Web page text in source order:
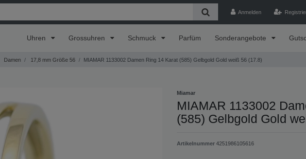
Anmelden
Uhren Grossuhren Schmuck Parfüm Sonderangebote
Damen 17,8 mm Größe 56 MIAMAR 1133002 Damen Ring 14 Karat (585) Gelbgold Gold weiß 56 (17.8)
Miamar
MIAMAR 1133002
(585) Gelbgold Gold
Artikelnummer 4251986105616